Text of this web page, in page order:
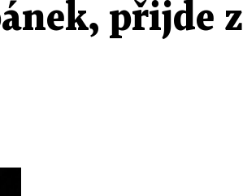
přijde z